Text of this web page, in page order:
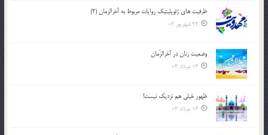
ظرفیت های ژئوپلیتیک روایات مربوط به آخرالزمان (2)
22 شهریور 03
وضعیت زنان در آخرالزّمان
13 مرداد 03
ظهور خیلی هم نزدیک نیست!
13 مرداد 03